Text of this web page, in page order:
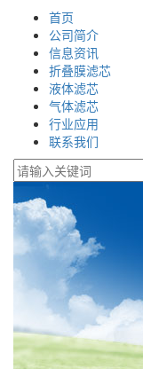
首页
公司简介
信息资讯
折叠膜滤芯
液体滤芯
气体滤芯
行业应用
联系我们